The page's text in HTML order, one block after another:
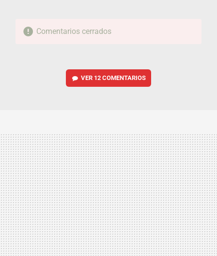
Comentarios cerrados
VER 12 COMENTARIOS